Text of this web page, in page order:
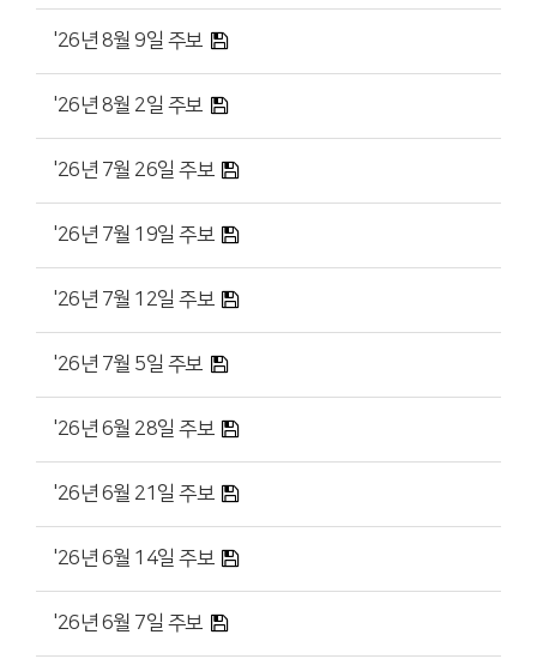
'26년 8월 9일 주보
'26년 8월 2일 주보
'26년 7월 26일 주보
'26년 7월 19일 주보
'26년 7월 12일 주보
'26년 7월 5일 주보
'26년 6월 28일 주보
'26년 6월 21일 주보
'26년 6월 14일 주보
'26년 6월 7일 주보